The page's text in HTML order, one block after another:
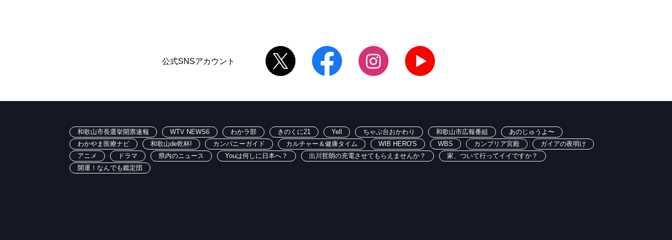
公式SNSアカウント
和歌山市長選挙開票速報 WTV NEWS6 わかラ部 きのくに21 Yell ちゃぶ台おかわり 和歌山市広報番組
あのじゅうよ〜
わかやま医療ナビ
和歌山de乾杯! カンパニーガイド カルチャー＆健康タイム WIB HERO'S WBS カンブリア宮殿
ガイアの夜明け
アニメ
ドラマ 県内のニュース Youは何しに日本へ？ 出川哲朗の充電させてもらえませんか？
家、ついて行ってイイですか？
開運！なんでも鑑定団